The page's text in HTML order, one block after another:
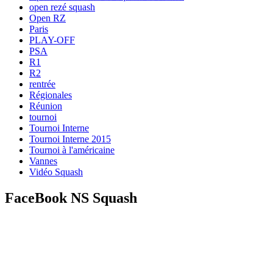
open rezé squash
Open RZ
Paris
PLAY-OFF
PSA
R1
R2
rentrée
Régionales
Réunion
tournoi
Tournoi Interne
Tournoi Interne 2015
Tournoi à l'américaine
Vannes
Vidéo Squash
FaceBook NS Squash